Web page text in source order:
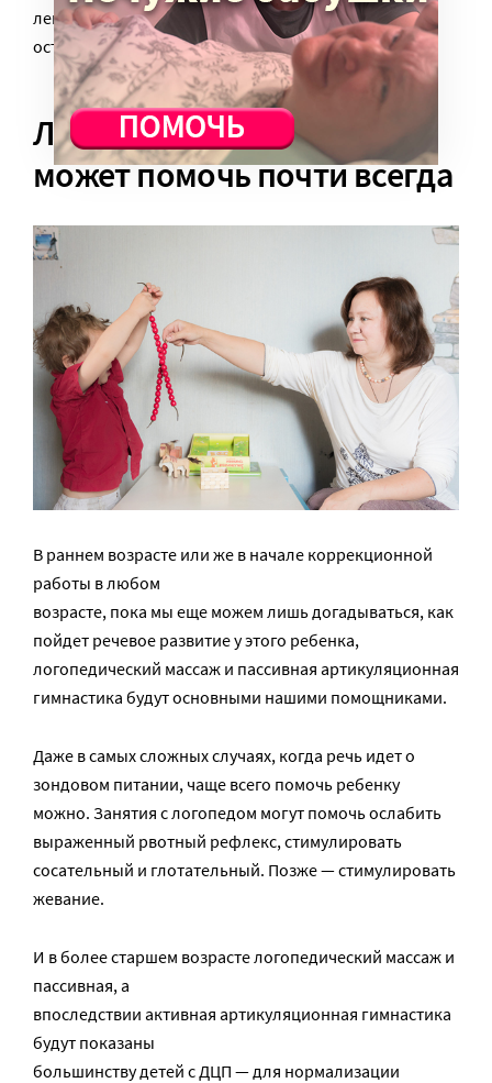
легкому пути и занимался постановкой этих
оставшихся звуков.
Логопедический массаж
может помочь почти всегда
В раннем возрасте или же в начале коррекционной
работы в любом
возрасте, пока мы еще можем лишь догадываться, как
пойдет речевое развитие у этого ребенка,
логопедический массаж и пассивная артикуляционная
гимнастика будут основными нашими помощниками.
Даже в самых сложных случаях, когда речь идет о
зондовом питании, чаще всего помочь ребенку
можно. Занятия с логопедом могут помочь ослабить
выраженный рвотный рефлекс, стимулировать
сосательный и глотательный. Позже — стимулировать
жевание.
И в более старшем возрасте логопедический массаж и
пассивная, а
впоследствии активная артикуляционная гимнастика
будут показаны
большинству детей с ДЦП — для нормализации